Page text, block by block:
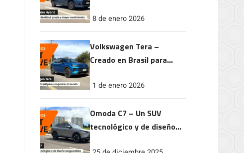
rendimiento
8 de enero 2026
Volkswagen Tera –
Creado en Brasil para
1 de enero 2026
Omoda C7 – Un SUV
tecnológico y de diseño